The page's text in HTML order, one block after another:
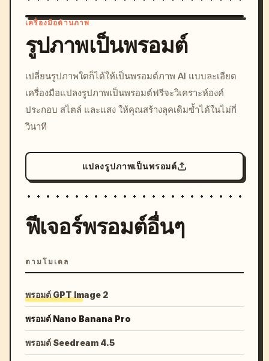
c, cyberpunk sunset, neon
colors, 8k --v 6.0
เครื่องมือด้านภาพ
รูปภาพเป็นพรอมต์
เปลี่ยนรูปภาพใดก็ได้ให้เป็นพรอมต์ภาพ AI แบบละเอียด
เครื่องมือแปลงรูปภาพเป็นพรอมต์ฟรีจะวิเคราะห์องค์
ประกอบ สไตล์ และแสง ให้คุณสร้างลุคเดิมซ้ำได้ในไม่กี่
วินาที
แปลงรูปภาพเป็นพรอมต์
ฟีเจอร์พรอมต์อื่นๆ
ตามโมเดล
พรอมต์ GPT Image 2
พรอมต์ Nano Banana Pro
พรอมต์ Seedream 4.5